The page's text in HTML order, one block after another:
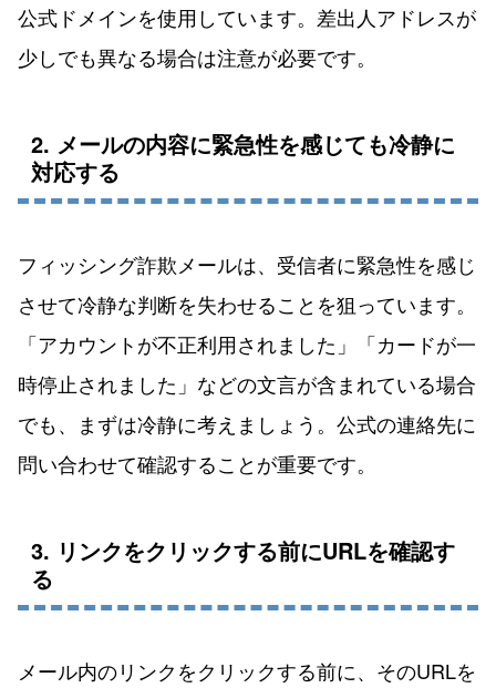
公式ドメインを使用しています。差出人アドレスが
少しでも異なる場合は注意が必要です。
2. メールの内容に緊急性を感じても冷静に
対応する
フィッシング詐欺メールは、受信者に緊急性を感じ
させて冷静な判断を失わせることを狙っています。
「アカウントが不正利用されました」「カードが一
時停止されました」などの文言が含まれている場合
でも、まずは冷静に考えましょう。公式の連絡先に
問い合わせて確認することが重要です。
3. リンクをクリックする前にURLを確認す
る
メール内のリンクをクリックする前に、そのURLを